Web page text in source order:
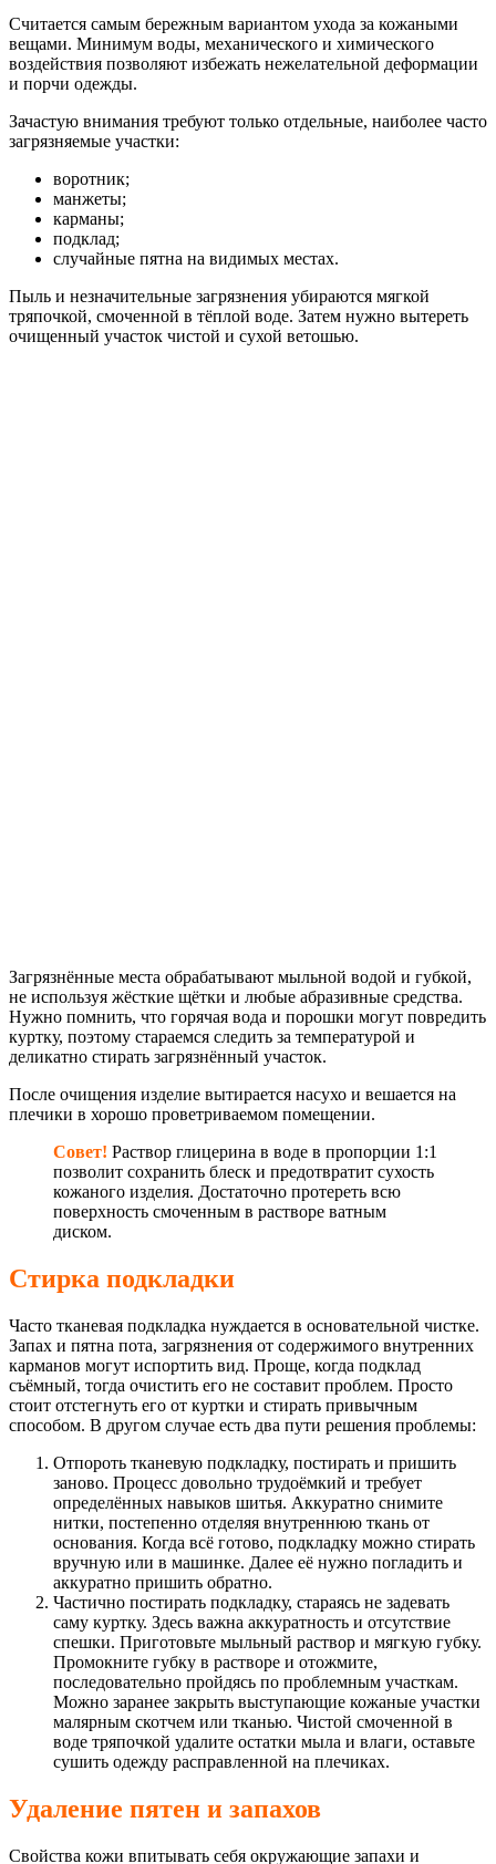
Считается самым бережным вариантом ухода за кожаными
вещами. Минимум воды, механического и химического
воздействия позволяют избежать нежелательной деформации
и порчи одежды.
Зачастую внимания требуют только отдельные, наиболее часто
загрязняемые участки:
воротник;
манжеты;
карманы;
подклад;
случайные пятна на видимых местах.
Пыль и незначительные загрязнения убираются мягкой
тряпочкой, смоченной в тёплой воде. Затем нужно вытереть
очищенный участок чистой и сухой ветошью.
Загрязнённые места обрабатывают мыльной водой и губкой,
не используя жёсткие щётки и любые абразивные средства.
Нужно помнить, что горячая вода и порошки могут повредить
куртку, поэтому стараемся следить за температурой и
деликатно стирать загрязнённый участок.
После очищения изделие вытирается насухо и вешается на
плечики в хорошо проветриваемом помещении.
Совет! Раствор глицерина в воде в пропорции 1:1
позволит сохранить блеск и предотвратит сухость
кожаного изделия. Достаточно протереть всю
поверхность смоченным в растворе ватным
диском.
Стирка подкладки
Часто тканевая подкладка нуждается в основательной чистке.
Запах и пятна пота, загрязнения от содержимого внутренних
карманов могут испортить вид. Проще, когда подклад
съёмный, тогда очистить его не составит проблем. Просто
стоит отстегнуть его от куртки и стирать привычным
способом. В другом случае есть два пути решения проблемы:
Отпороть тканевую подкладку, постирать и пришить
заново. Процесс довольно трудоёмкий и требует
определённых навыков шитья. Аккуратно снимите
нитки, постепенно отделяя внутреннюю ткань от
основания. Когда всё готово, подкладку можно стирать
вручную или в машинке. Далее её нужно погладить и
аккуратно пришить обратно.
Частично постирать подкладку, стараясь не задевать
саму куртку. Здесь важна аккуратность и отсутствие
спешки. Приготовьте мыльный раствор и мягкую губку.
Промокните губку в растворе и отожмите,
последовательно пройдясь по проблемным участкам.
Можно заранее закрыть выступающие кожаные участки
малярным скотчем или тканью. Чистой смоченной в
воде тряпочкой удалите остатки мыла и влаги, оставьте
сушить одежду расправленной на плечиках.
Удаление пятен и запахов
Свойства кожи впитывать себя окружающие запахи и